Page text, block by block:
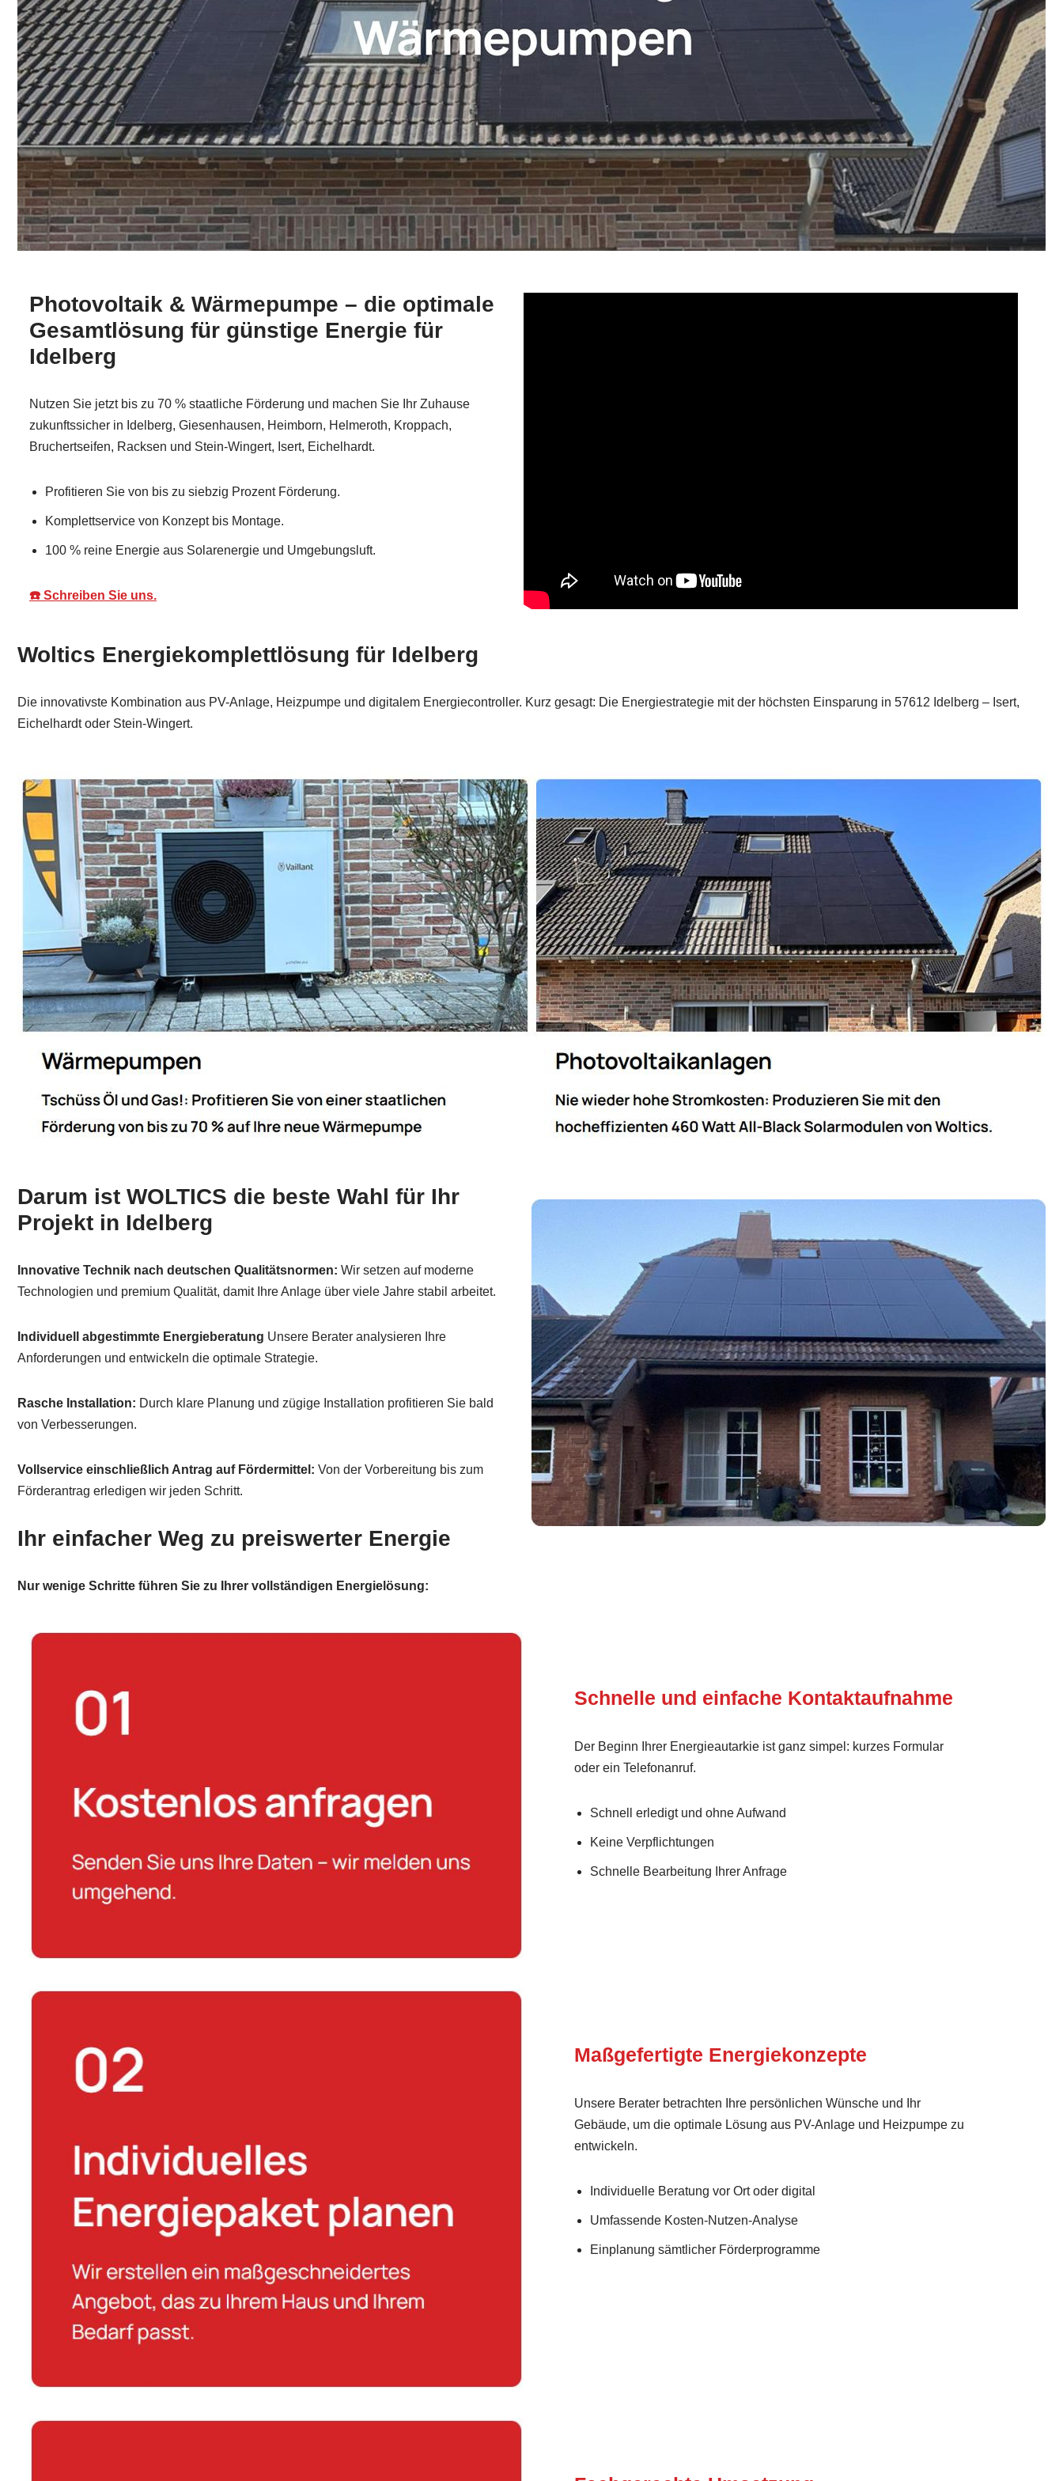
Photovoltaik & Wärmepumpe – die optimale
Gesamtlösung für günstige Energie für
Idelberg
Nutzen Sie jetzt bis zu 70 % staatliche Förderung und machen Sie Ihr Zuhause
zukunftssicher in Idelberg, Giesenhausen, Heimborn, Helmeroth, Kroppach,
Bruchertseifen, Racksen und Stein-Wingert, Isert, Eichelhardt.
Profitieren Sie von bis zu siebzig Prozent Förderung.
Komplettservice von Konzept bis Montage.
100 % reine Energie aus Solarenergie und Umgebungsluft.
☎️ Schreiben Sie uns.
Woltics Energiekomplettlösung für Idelberg
Die innovativste Kombination aus PV-Anlage, Heizpumpe und digitalem Energiecontroller. Kurz gesagt: Die Energiestrategie mit der höchsten Einsparung in 57612 Idelberg – Isert,
Eichelhardt oder Stein-Wingert.
Darum ist WOLTICS die beste Wahl für Ihr
Projekt in Idelberg
Innovative Technik nach deutschen Qualitätsnormen: Wir setzen auf moderne
Technologien und premium Qualität, damit Ihre Anlage über viele Jahre stabil arbeitet.
Individuell abgestimmte Energieberatung Unsere Berater analysieren Ihre
Anforderungen und entwickeln die optimale Strategie.
Rasche Installation: Durch klare Planung und zügige Installation profitieren Sie bald
von Verbesserungen.
Vollservice einschließlich Antrag auf Fördermittel: Von der Vorbereitung bis zum
Förderantrag erledigen wir jeden Schritt.
Ihr einfacher Weg zu preiswerter Energie
Nur wenige Schritte führen Sie zu Ihrer vollständigen Energielösung:
Schnelle und einfache Kontaktaufnahme
Der Beginn Ihrer Energieautarkie ist ganz simpel: kurzes Formular
oder ein Telefonanruf.
Schnell erledigt und ohne Aufwand
Keine Verpflichtungen
Schnelle Bearbeitung Ihrer Anfrage
Maßgefertigte Energie­konzepte
Unsere Berater betrachten Ihre persönlichen Wünsche und Ihr
Gebäude, um die optimale Lösung aus PV-Anlage und Heizpumpe zu
entwickeln.
Individuelle Beratung vor Ort oder digital
Umfassende Kosten-Nutzen-Analyse
Einplanung sämtlicher Förderprogramme